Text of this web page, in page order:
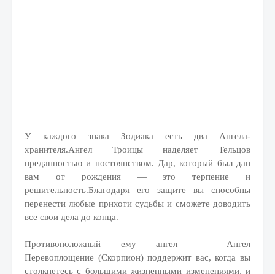
У каждого знака Зодиака есть два Ангела-
хранителя.Ангел Троицы наделяет Тельцов
преданностью и постоянством. Дар, который был дан
вам от рождения — это терпение и
решительность.Благодаря его защите вы способны
перенести любые прихоти судьбы и сможете доводить
все свои дела до конца.
Противоположный ему ангел — Ангел
Перевоплощение (Скорпион) поддержит вас, когда вы
столкнетесь с большими жизненными изменениями, и